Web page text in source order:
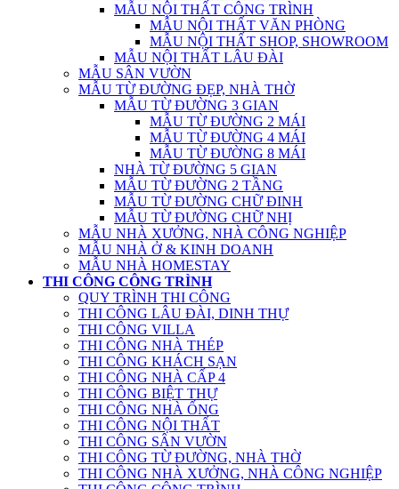
MẪU NỘI THẤT CÔNG TRÌNH
MẪU NỘI THẤT VĂN PHÒNG
MẪU NỘI THẤT SHOP, SHOWROOM
MẪU NỘI THẤT LÂU ĐÀI
MẪU SÂN VƯỜN
MẪU TỪ ĐƯỜNG ĐẸP, NHÀ THỜ
MẪU TỪ ĐƯỜNG 3 GIAN
MẪU TỪ ĐƯỜNG 2 MÁI
MẪU TỪ ĐƯỜNG 4 MÁI
MẪU TỪ ĐƯỜNG 8 MÁI
NHÀ TỪ ĐƯỜNG 5 GIAN
MẪU TỪ ĐƯỜNG 2 TẦNG
MẪU TỪ ĐƯỜNG CHỮ ĐINH
MẪU TỪ ĐƯỜNG CHỮ NHỊ
MẪU NHÀ XƯỞNG, NHÀ CÔNG NGHIỆP
MẪU NHÀ Ở & KINH DOANH
MẪU NHÀ HOMESTAY
THI CÔNG CÔNG TRÌNH
QUY TRÌNH THI CÔNG
THI CÔNG LÂU ĐÀI, DINH THỰ
THI CÔNG VILLA
THI CÔNG NHÀ THÉP
THI CÔNG KHÁCH SẠN
THI CÔNG NHÀ CẤP 4
THI CÔNG BIỆT THỰ
THI CÔNG NHÀ ỐNG
THI CÔNG NỘI THẤT
THI CÔNG SÂN VƯỜN
THI CÔNG TỪ ĐƯỜNG, NHÀ THỜ
THI CÔNG NHÀ XƯỞNG, NHÀ CÔNG NGHIỆP